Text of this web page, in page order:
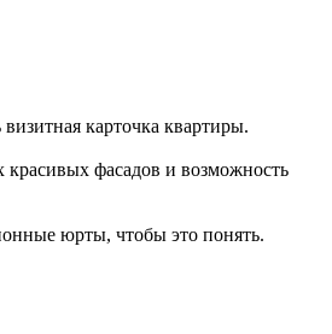
карточка квартиры.
красивых фасадов и возможность
юрты, чтобы это понять.